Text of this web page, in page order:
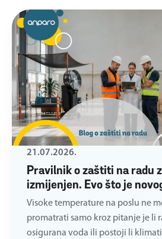
Pravilnik o zaštiti na radu
izmijenjen. Evo što je
21.07.2026.
Visoke temperature na poslu ne
promatrati samo kroz pitanje je li
osigurana voda ili postoji li